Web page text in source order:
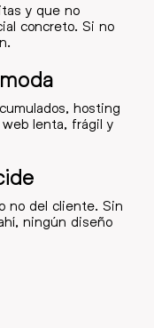
y que no
concreto. Si no
hosting
lenta, frágil y
no del cliente. Sin
ningún diseño